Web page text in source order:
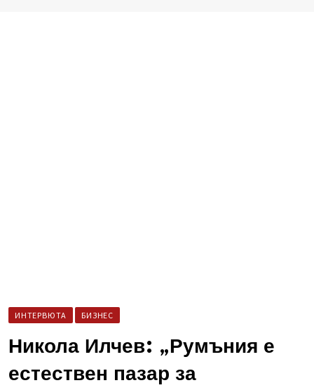
ИНТЕРВЮТА БИЗНЕС
Никола Илчев: „Румъния е
естествен пазар за